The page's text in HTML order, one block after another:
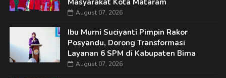
Masyarakat Kota Mataram
August 07, 2026
Ibu Murni Suciyanti Pimpin Rakor
Posyandu, Dorong Transformasi
Layanan 6 SPM di Kabupaten Bima
August 07, 2026